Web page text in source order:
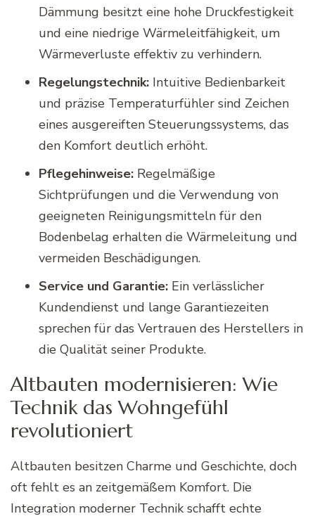
Dämmung besitzt eine hohe Druckfestigkeit
und eine niedrige Wärmeleitfähigkeit, um
Wärmeverluste effektiv zu verhindern.
Regelungstechnik: Intuitive Bedienbarkeit
und präzise Temperaturfühler sind Zeichen
eines ausgereiften Steuerungssystems, das
den Komfort deutlich erhöht.
Pflegehinweise: Regelmäßige
Sichtprüfungen und die Verwendung von
geeigneten Reinigungsmitteln für den
Bodenbelag erhalten die Wärmeleitung und
vermeiden Beschädigungen.
Service und Garantie: Ein verlässlicher
Kundendienst und lange Garantiezeiten
sprechen für das Vertrauen des Herstellers in
die Qualität seiner Produkte.
Altbauten modernisieren: Wie
Technik das Wohngefühl
revolutioniert
Altbauten besitzen Charme und Geschichte, doch
oft fehlt es an zeitgemäßem Komfort. Die
Integration moderner Technik schafft echte